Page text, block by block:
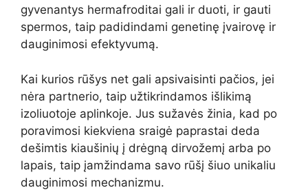
gyvenantys hermafroditai gali ir duoti, ir gauti
spermos, taip padidindami genetinę įvairovę ir
dauginimosi efektyvumą.
Kai kurios rūšys net gali apsivaisinti pačios, jei
nėra partnerio, taip užtikrindamos išlikimą
izoliuotoje aplinkoje. Jus sužavės žinia, kad po
poravimosi kiekviena sraigė paprastai deda
dešimtis kiaušinių į drėgną dirvožemį arba po
lapais, taip įamžindama savo rūšį šiuo unikaliu
dauginimosi mechanizmu.